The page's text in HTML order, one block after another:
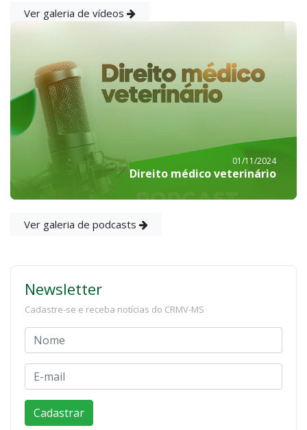
Ver galeria de vídeos
01/11/2024
Direito médico veterinário
Ver galeria de podcasts
Newsletter
Cadastre-se e receba notícias do CRMV-MS